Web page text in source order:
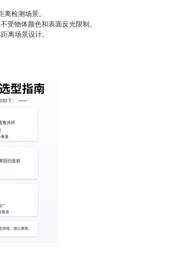
离检测场景。
受物体颜色和表面反光限制。
离场景设计。